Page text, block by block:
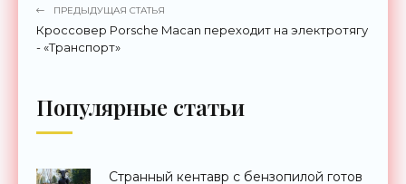
ПРЕДЫДУЩАЯ СТАТЬЯ
Кроссовер Porsche Macan переходит на электротягу
- «Транспорт»
Популярные статьи
Странный кентавр с бензопилой готов